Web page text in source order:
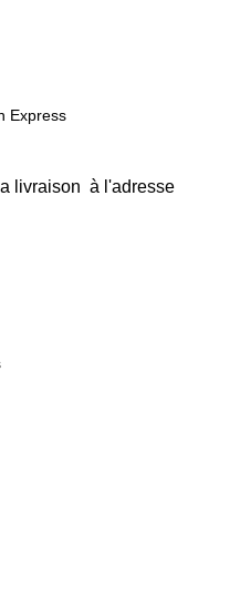
Express
livraison à l'adresse